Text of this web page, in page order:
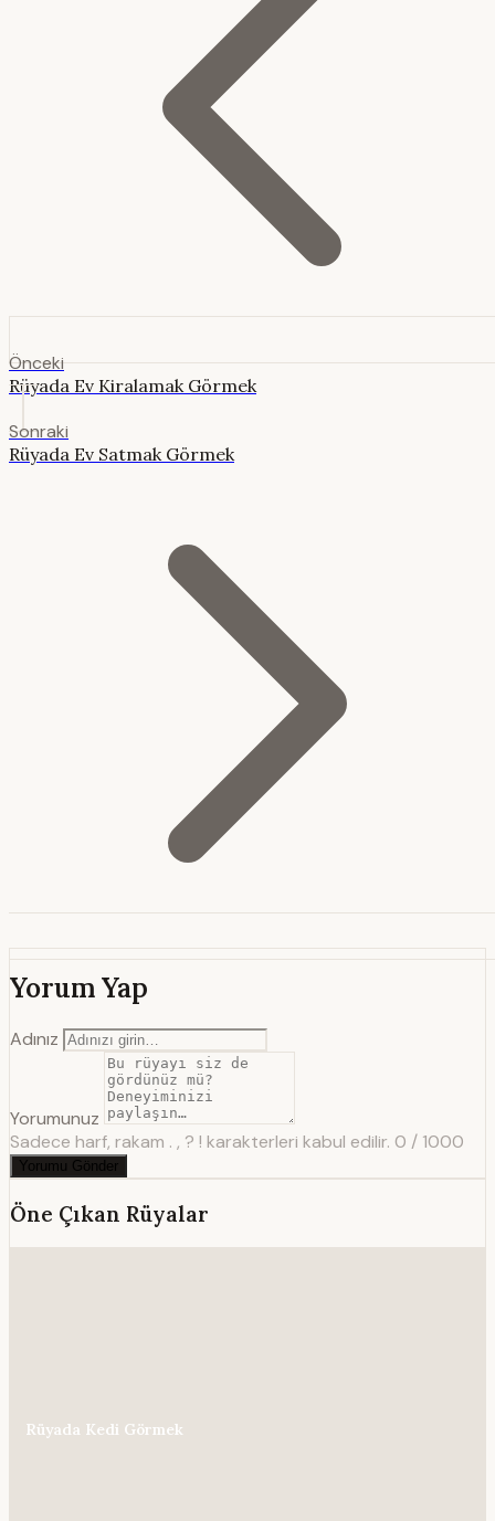
Önceki
Rüyada Ev Kiralamak Görmek
Sonraki
Rüyada Ev Satmak Görmek
Yorum Yap
Adınız
Yorumunuz
Sadece harf, rakam . , ? ! karakterleri kabul edilir. 0 / 1000
Yorumu Gönder
Öne Çıkan Rüyalar
Rüyada Kedi Görmek